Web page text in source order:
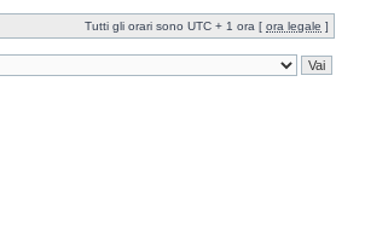
Tutti gli orari sono UTC + 1 ora [ ora legale ]